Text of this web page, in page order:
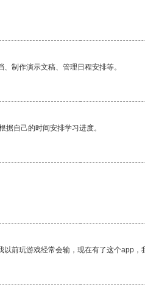
制作演示文稿、管理日程安排等。
自己的时间安排学习进度。
前玩游戏经常会输，现在有了这个app，